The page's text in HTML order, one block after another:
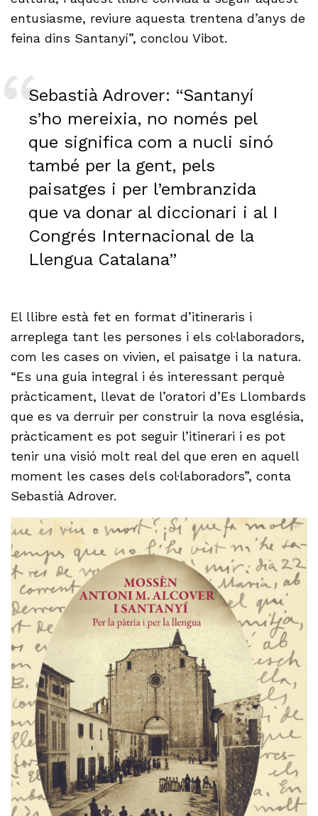
entusiasme, reviure aquesta trentena d’anys de
feina dins Santanyí”, conclou Vibot.
Sebastià Adrover: “Santanyí
s’ho mereixia, no només pel
que significa com a nucli sinó
també per la gent, pels
paisatges i per l’embranzida
que va donar al diccionari i al I
Congrés Internacional de la
Llengua Catalana”
El llibre està fet en format d’itineraris i
arreplega tant les persones i els col·laboradors,
com les cases on vivien, el paisatge i la natura.
“Es una guia integral i és interessant perquè
pràcticament, llevat de l’oratori d’Es Llombards
que es va derruir per construir la nova església,
pràcticament es pot seguir l’itinerari i es pot
tenir una visió molt real del que eren en aquell
moment les cases dels col·laboradors”, conta
Sebastià Adrover.